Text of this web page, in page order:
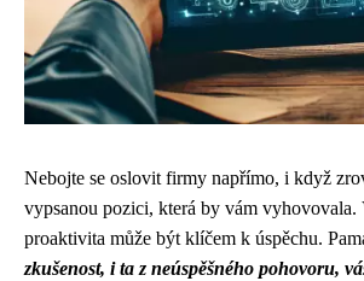
Nebojte se oslovit firmy napřímo, i když
vypsanou pozici, která by vám vyhovovala.
proaktivita může být klíčem k úspěchu.
zkušenost, i ta z neúspěšného pohovoru,